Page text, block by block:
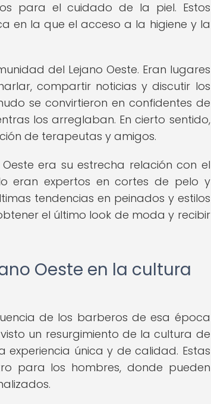
para el cuidado de la piel. Estos
en la que el acceso a la higiene y la
del Lejano Oeste. Eran lugares
compartir noticias y discutir los
se convirtieron en confidentes de
los arreglaban. En cierto sentido,
de terapeutas y amigos.
era su estrecha relación con el
eran expertos en cortes de pelo y
tendencias en peinados y estilos
el último look de moda y recibir
Oeste en la cultura
de los barberos de esa época
un resurgimiento de la cultura de
única y de calidad. Estas
para los hombres, donde pueden